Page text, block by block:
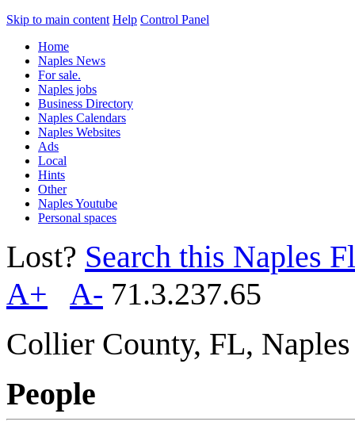
Skip to main content Help Control Panel
Home
Naples News
For sale.
Naples jobs
Business Directory
Naples Calendars
Naples Websites
Ads
Local
Hints
Other
Naples Youtube
Personal spaces
Lost? Search this Naples
A+
A- 71.3.237.65
Collier County, FL,
People